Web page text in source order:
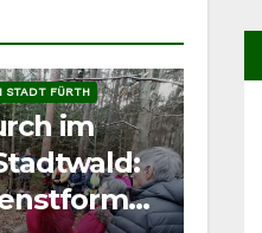
STADT FÜRTH
im